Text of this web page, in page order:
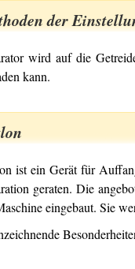
der
wird auf die
kann.
ist ein Gerät für
geraten. Die
eingebaut. Sie